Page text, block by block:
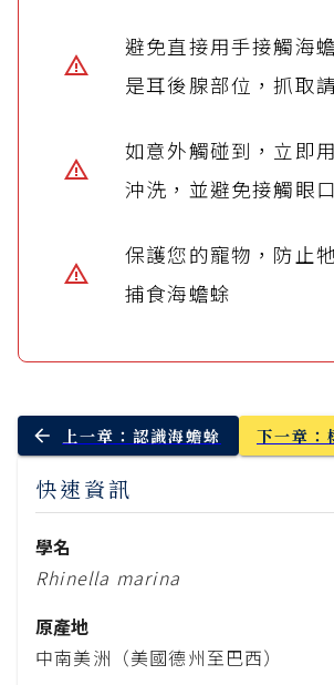
避免直接用手接觸海
是耳後腺部位，抓取
如意外觸碰到，立即
沖洗，並避免接觸眼
保護您的寵物，防止
捕食海蟾蜍
上一章：認識海蟾蜍 下一章：
快速資訊
學名
Rhinella marina
原產地
中南美洲（美國德州至巴西）